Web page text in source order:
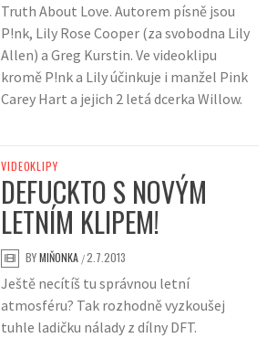
Truth About Love. Autorem písně jsou
P!nk, Lily Rose Cooper (za svobodna Lily
Allen) a Greg Kurstin. Ve videoklipu
kromě P!nk a Lily účinkuje i manžel Pink
Carey Hart a jejich 2 letá dcerka Willow.
VIDEOKLIPY
DEFUCKTO S NOVÝM
LETNÍM KLIPEM!
BYMIŇONKA /2.7.2013
Ještě necítíš tu správnou letní
atmosféru? Tak rozhodně vyzkoušej
tuhle ladičku nálady z dílny DFT.